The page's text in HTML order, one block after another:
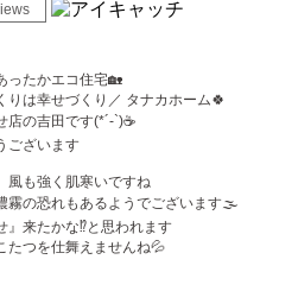
ったかエコ住宅🏡
りは幸せづくり／ タナカホーム🍀
店の吉田です(*´-`)☕️
ございます
風も強く肌寒いですね
霧の恐れもあるようでございます🌫
』来たかな⁉️と思われます
たつを仕舞えませんね💦